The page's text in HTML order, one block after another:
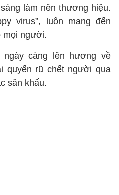
làm nên thương hiệu.
virus”, luôn mang đến
mọi người.
càng lên hương về
quyến rũ chết người qua
sân khấu.